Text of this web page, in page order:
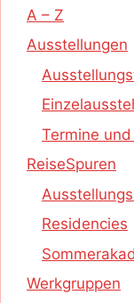
A – Z
Ausstellungen
Termine
ReiseSpuren
Residencies
Werkgruppen